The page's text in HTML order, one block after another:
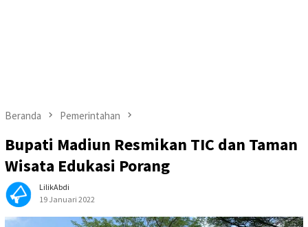
Beranda Pemerintahan
Bupati Madiun Resmikan TIC dan Taman
Wisata Edukasi Porang
LilikAbdi
19 Januari 2022